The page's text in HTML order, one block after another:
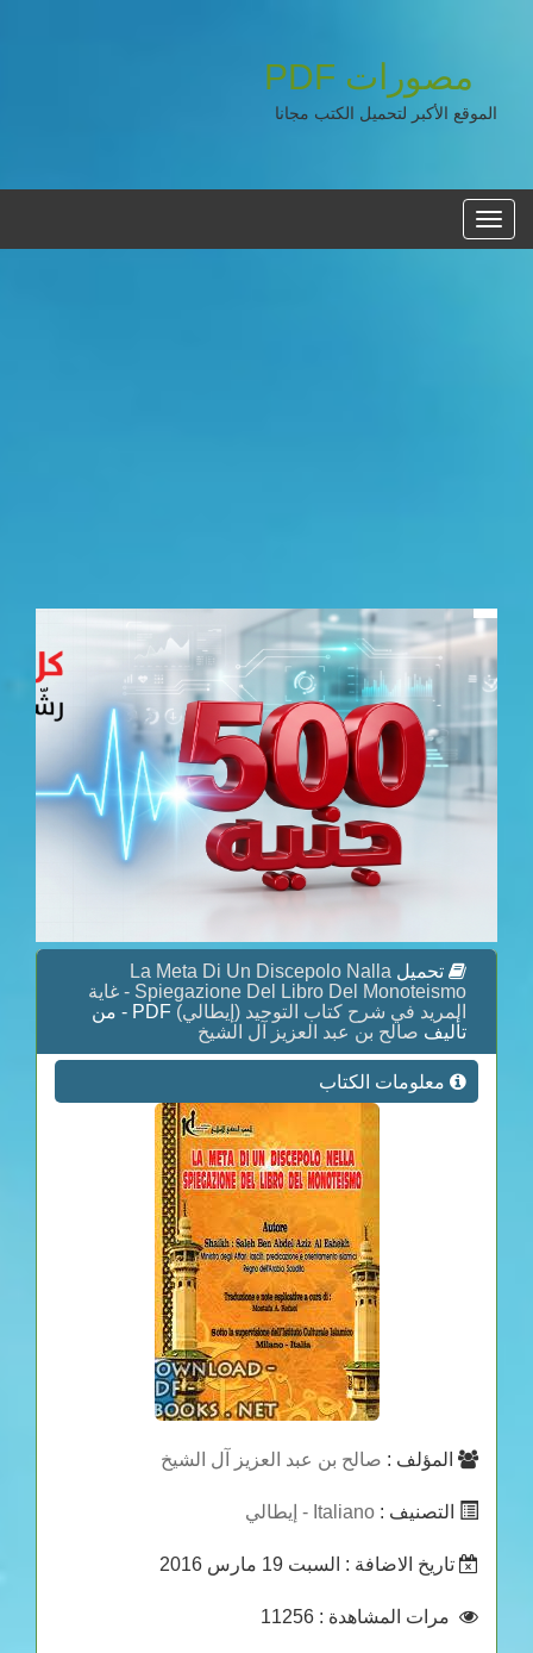
مصورات PDF
الموقع الأكبر لتحميل الكتب مجانا
القائمه
الرئيسية
تحميل La Meta Di Un Discepolo Nalla
Spiegazione Del Libro Del Monoteismo - غاية
المريد في شرح كتاب التوحيد (إيطالي)
PDF - من
تأليف صالح بن عبد العزيز آل الشيخ
معلومات الكتاب
المؤلف : صالح بن عبد العزيز آل الشيخ
التصنيف : Italiano - إيطالي
تاريخ الاضافة : السبت 19 مارس 2016
مرات المشاهدة : 11256